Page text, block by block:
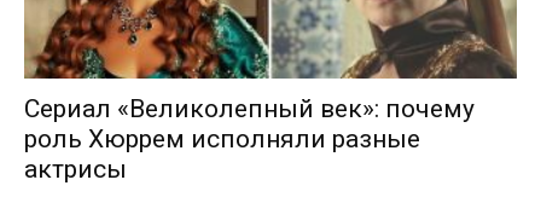
Сериал «Великолепный век»: почему
роль Хюррем исполняли разные
актрисы